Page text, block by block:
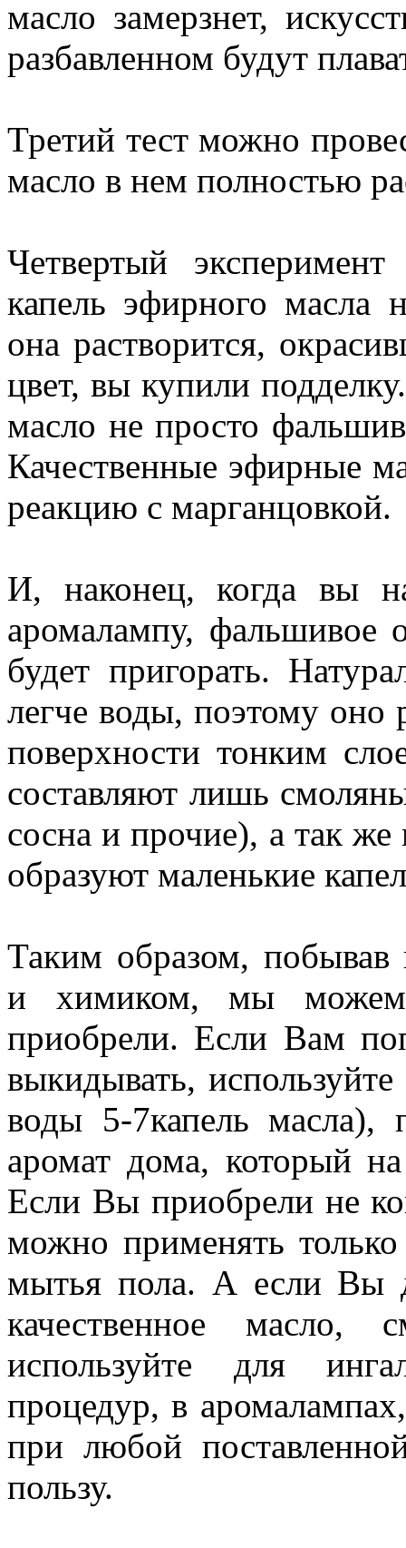
масло замерзнет,
разбавленном будут
Третий тест можно
масло в нем полностью
Четвертый
капель эфирного масла
она растворится,
цвет, вы купили
масло не просто
Качественные эфирные
реакцию с марганцовкой.
И, наконец, когда вы
аромалампу, фальшивое
будет пригорать.
легче воды, поэтому оно
поверхности тонким
составляют лишь
сосна и прочие), а так же
образуют маленькие
Таким образом, побывав
и химиком, мы можем
приобрели. Если Вам
выкидывать,
воды 5-7капель масла),
аромат дома, который
Если Вы приобрели не
можно применять
мытья пола. А если Вы
качественное
используйте для
процедур, в
при любой
пользу.